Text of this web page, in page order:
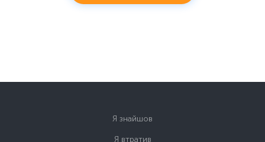
Я знайшов
Я втратив